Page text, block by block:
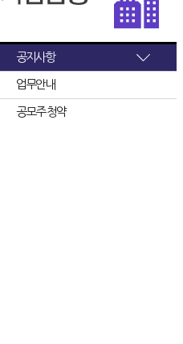
공지사항
업무안내
공모주 청약